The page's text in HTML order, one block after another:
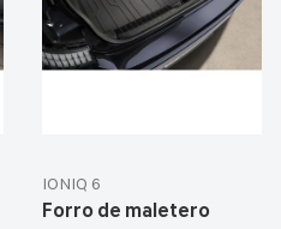
IONIQ 6
Forro de maletero